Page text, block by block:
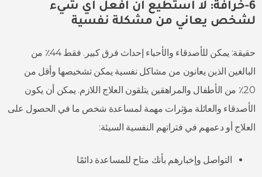
6-خرافة: لا أستطيع أن أفعل أي شيء
لشخص يعاني من مشكلة نفسية
حقيقة: يمكن للأصدقاء والأحباء إحداث فرق كبير. فقط 44٪ من
البالغين الذين يعانون من مشاكل نفسية يمكن تشخيصها وأقل من
20٪ من الأطفال والمراهقين يتلقون العلاج اللازم. يمكن أن يكون
الأصدقاء والعائلة مؤثرات مهمة لمساعدة شخص ما في الحصول على
العلاج أو دعمهم في فتراتهم النفسية السيئة:
التواصل وإخبارهم بأنك متاح للمساعدة دائمًا